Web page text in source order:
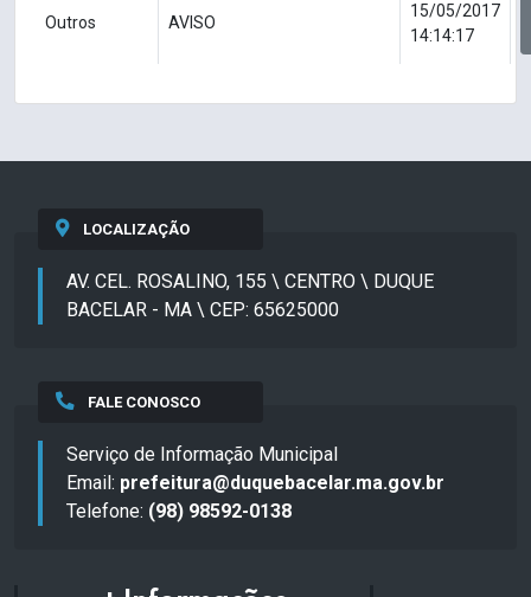
Outros AVISO
15/05/2017
14:14:17
LOCALIZAÇÃO
AV. CEL. ROSALINO, 155 \ CENTRO \ DUQUE
BACELAR - MA \ CEP: 65625000
FALE CONOSCO
Serviço de Informação Municipal
Email: prefeitura@duquebacelar.ma.gov.br
Telefone: (98) 98592-0138